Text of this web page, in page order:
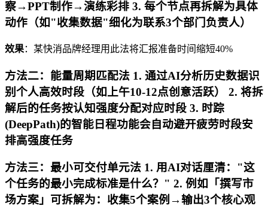
察→PPT制作→演练彩排 3. 每个节点再拆解为具体
动作（如"收集数据"细化为联系3个部门负责人）
效果：某快消品牌经理用此法将汇报准备时间缩短40%
方法二：能量周期匹配法 1. 通过AI分析历史数据识
别个人高效时段（如上午10-12点创意活跃） 2. 将拆
解后的任务按认知强度分配对应时段 3. 时踪
(DeepPath)的智能日程功能会自动避开疲劳时段安
排高强度任务
方法三：最小可交付单元法 1. 用AI对话厘清："这
个任务的最小完成标准是什么？" 2. 例如「撰写市
场方案」可拆解为：收集5个案例→输出3个核心观